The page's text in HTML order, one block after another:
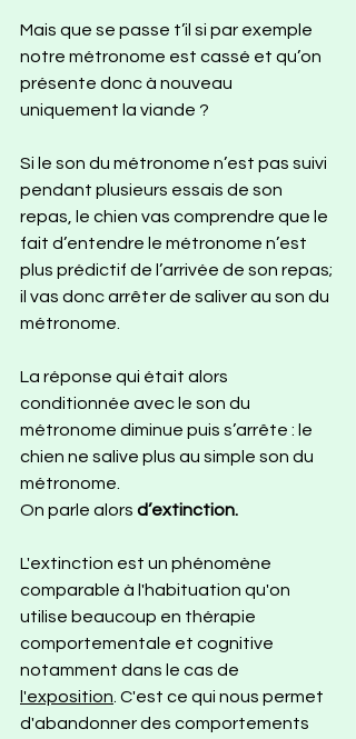
Mais que se passe t’il si par exemple
notre métronome est cassé et qu’on
présente donc à nouveau
uniquement la viande ?
Si le son du métronome n’est pas suivi
pendant plusieurs essais de son
repas, le chien vas comprendre que le
fait d’entendre le métronome n’est
plus prédictif de l’arrivée de son repas;
il vas donc arrêter de saliver au son du
métronome.
La réponse qui était alors
conditionnée avec le son du
métronome diminue puis s’arrête : le
chien ne salive plus au simple son du
métronome.
On parle alors d’extinction.
L'extinction est un phénomène
comparable à l'habituation qu'on
utilise beaucoup en thérapie
comportementale et cognitive
notamment dans le cas de
l'exposition . C'est ce qui nous permet
d'abandonner des comportements